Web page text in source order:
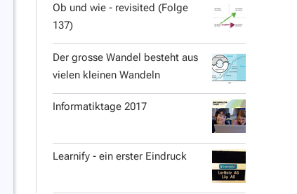
Ob und wie - revisited (Folge
137)
Der grosse Wandel besteht aus
vielen kleinen Wandeln
Informatiktage 2017
Learnify - ein erster Eindruck